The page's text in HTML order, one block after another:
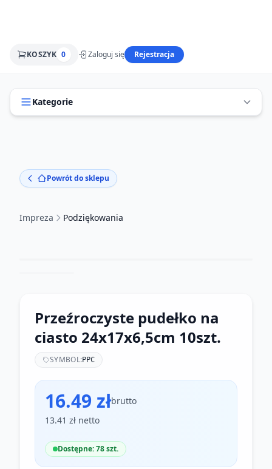
KOSZYK 0 Zaloguj się Rejestracja
Kategorie
Powrót do sklepu
Impreza Podziękowania
Przeźroczyste pudełko na
ciasto 24x17x6,5cm 10szt.
SYMBOL:PPC
16.49 złbrutto
13.41 zł netto
Dostępne: 78 szt.